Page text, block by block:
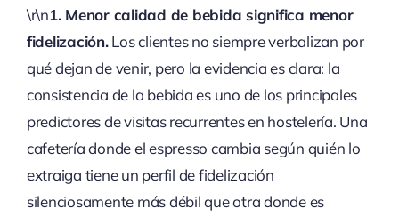
\r\n1. Menor calidad de bebida significa menor
fidelización.Los clientes no siempre verbalizan por
qué dejan de venir, pero la evidencia es clara: la
consistencia de la bebida es uno de los principales
predictores de visitas recurrentes en hostelería. Una
cafetería donde el espresso cambia según quién lo
extraiga tiene un perfil de fidelización
silenciosamente más débil que otra donde es